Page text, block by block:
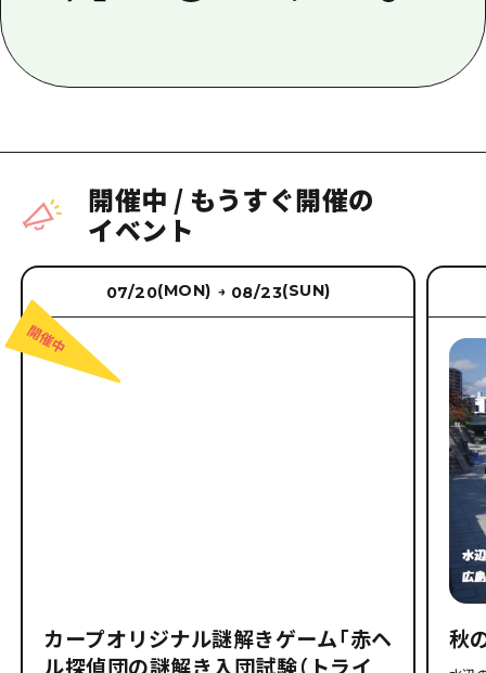
開催中 / もうすぐ開催の
イベント
07/20(MON) → 08/23(SUN)
カープオリジナル謎解きゲーム「赤ヘ
ル探偵団の謎解き入団試験（トライ
秋